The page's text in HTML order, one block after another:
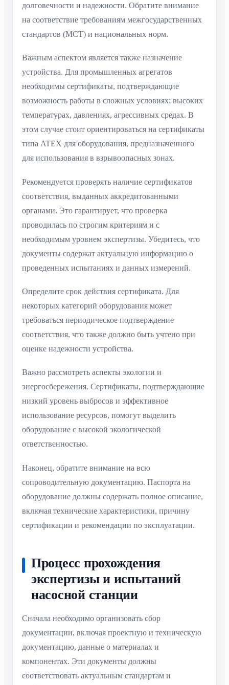
долговечности и надежности. Обратите внимание
на соответствие требованиям межгосударственных
стандартов (МСТ) и национальных норм.
Важным аспектом является также назначение
устройства. Для промышленных агрегатов
необходимы сертификаты, подтверждающие
возможность работы в сложных условиях: высоких
температурах, давлениях, агрессивных средах. В
этом случае стоит ориентироваться на сертификаты
типа ATEX для оборудования, предназначенного
для использования в взрывоопасных зонах.
Рекомендуется проверять наличие сертификатов
соответствия, выданных аккредитованными
органами. Это гарантирует, что проверка
проводилась по строгим критериям и с
необходимым уровнем экспертизы. Убедитесь, что
документы содержат актуальную информацию о
проведенных испытаниях и данных измерений.
Определите срок действия сертификата. Для
некоторых категорий оборудования может
требоваться периодическое подтверждение
соответствия, что также должно быть учтено при
оценке надежности устройства.
Важно рассмотреть аспекты экологии и
энергосбережения. Сертификаты, подтверждающие
низкий уровень выбросов и эффективное
использование ресурсов, помогут выделить
оборудование с высокой экологической
ответственностью.
Наконец, обратите внимание на всю
сопроводительную документацию. Паспорта на
оборудование должны содержать полное описание,
включая технические характеристики, причину
сертификации и рекомендации по эксплуатации.
Процесс прохождения
экспертизы и испытаний
насосной станции
Сначала необходимо организовать сбор
документации, включая проектную и техническую
документацию, данные о материалах и
компонентах. Эти документы должны
соответствовать актуальным стандартам и